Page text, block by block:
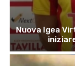
Nuova Igea